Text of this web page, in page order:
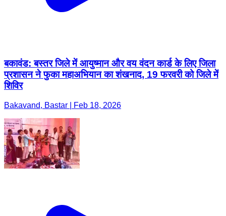
बकावंड: बस्तर जिले में आयुष्मान और वय वंदन कार्ड के लिए जिला
प्रशासन ने फुका महाअभियान का शंखनाद, 19 फरवरी को जिले में
शिविर
Bakavand, Bastar | Feb 18, 2026